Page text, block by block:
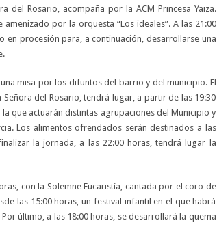
del Rosario, acompaña por la ACM Princesa Yaiza.
por la orquesta “Los ideales”. A las 21:00
en procesión para, a continuación, desarrollarse una
misa por los difuntos del barrio y del municipio. El
del Rosario, tendrá lugar, a partir de las 19:30
que actuarán distintas agrupaciones del Municipio y
Los alimentos ofrendados serán destinados a las
la jornada, a las 22:00 horas, tendrá lugar la
con la Solemne Eucaristía, cantada por el coro de
las 15:00 horas, un festival infantil en el que habrá
último, a las 18:00 horas, se desarrollará la quema